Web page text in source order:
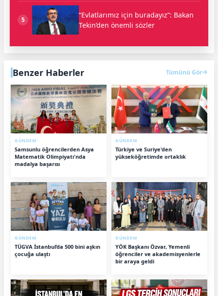
5
“Evlatlarımız için buradayız”: Bakan
Tekin’den önemli sözler
Benzer Haberler Tümünü Gör
GÜNDEM
Samsunlu öğrencilerden Asya
Matematik Olimpiyatı'nda
madalya başarısı
GÜNDEM
Türkiye ve Suriye'den
yükseköğretimde ortaklık
GÜNDEM
TÜGVA İstanbul’da 500 bini aşkın
çocuğa ulaştı
GÜNDEM
YÖK Başkanı Özvar, Yemenli
öğrenciler ve akademisyenlerle
bir araya geldi